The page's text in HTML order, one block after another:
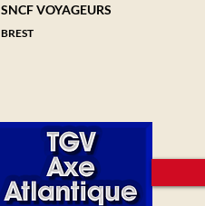
SNCF VOYAGEURS
BREST